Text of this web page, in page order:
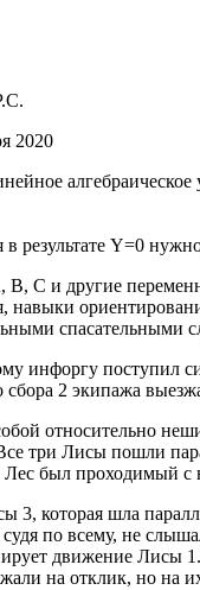
2020
результате Y=0
B, C и другие
навыки
спасательными
инфоргу поступил
сбора 2 экипажа
относительно
три Лисы пошли
Лес был проходимый
3, которая шла
по всему, не
движение Лисы
на отклик, но на